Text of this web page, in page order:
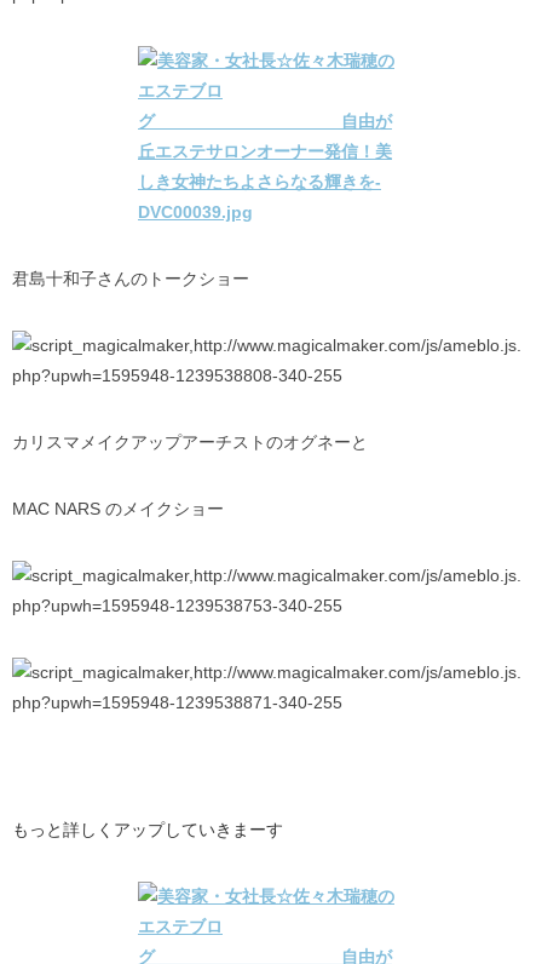
君島十和子さんのトークショー
カリスマメイクアップアーチストのオグネーと
MAC NARS のメイクショー
もっと詳しくアップしていきまーす